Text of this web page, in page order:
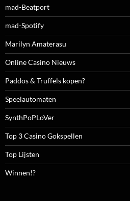
mad-Beatport
mad-Spotify
Marilyn Amaterasu
Online Casino Nieuws
Paddos & Truffels kopen?
Speelautomaten
SynthPoPLoVer
Top 3 Casino Gokspellen
Top Lijsten
Winnen!?